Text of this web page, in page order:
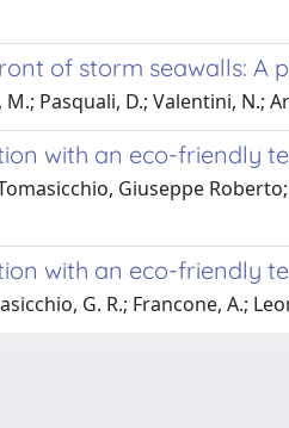
of storm seawalls: A
Pasquali, D.; Valentini, N.;
with an eco-friendly
Giuseppe
with an eco-friendly
G. R.; Francone, A.;